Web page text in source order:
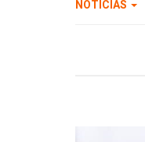
NOTÍCIAS